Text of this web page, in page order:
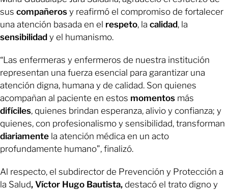
sus compañeros y reafirmó el compromiso de fortalecer
una atención basada en el respeto, la calidad, la
sensibilidad y el humanismo.
“Las enfermeras y enfermeros de nuestra institución
representan una fuerza esencial para garantizar una
atención digna, humana y de calidad. Son quienes
acompañan al paciente en estos momentos más
difíciles, quienes brindan esperanza, alivio y confianza; y
quienes, con profesionalismo y sensibilidad, transforman
diariamente la atención médica en un acto
profundamente humano”, finalizó.
Al respecto, el subdirector de Prevención y Protección a
la Salud, Víctor Hugo Bautista, destacó el trato digno y